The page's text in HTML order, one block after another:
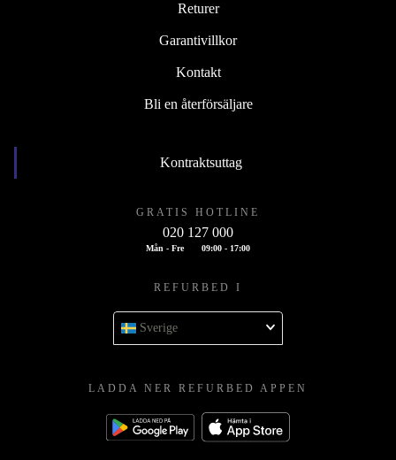
Returer
Garantivillkor
Kontakt
Bli en återförsäljare
Kontraktsuttag
GRATIS HOTLINE
020 127 000
Mån - Fre 09:00 - 17:00
REFURBED I
Sverige
LADDA NER REFURBED APPEN